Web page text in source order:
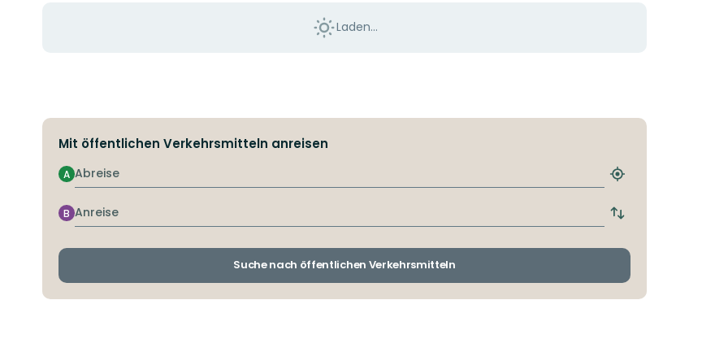
Laden...
Mit öffentlichen Verkehrsmitteln anreisen
Abreise
A
Nächstgelegene
finden
Anreise
B
Abfahrts-
Ankunftshaltestellen
Suche nach öffentlichen Verkehrsmitteln